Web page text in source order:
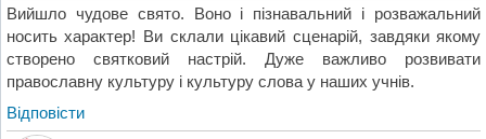
Вийшло чудове свято. Воно і пізнавальний і розважальний
носить характер! Ви склали цікавий сценарій, завдяки якому
створено святковий настрій. Дуже важливо розвивати
православну культуру і культуру слова у наших учнів.
Відповіcти